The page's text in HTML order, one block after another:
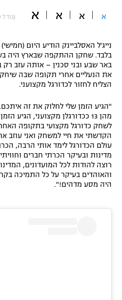
"מחצית בשכונה" –
משתתפים וזוכים בפרסים
תקנון משתתפים וזוכים בפרסים
תקנון עבור פעילות ספורט 1 – "מרלן"
טניס
גיימינג E-Sports
תנאי שימוש
מדיניות פרטיות
תקנון פעילות ספורט 1
אופניים
ספורט מוטורי
כדורמים
בייסבול MLB
ספורט אתגרי ואקסטרים
אומנויות לחימה
גיימינג E-Sports
א א א א
בלבד. שחקן ההתקפה שבארץ היה
את הנעליים אחרי תקופה שבה שיחק
הצליח לחזור לכדורגל מקצועני.
מהן 13 ככדורגלן מקצועני, הגיע
לשחק כדורגל מקצועי בתקופה
הקדשתי את חיי למשחק ואני עוזב
עולם הכדורגל לימד אותי הרבה,
מדינות ובעיקר הכרתי חברים
רוצה להודות לכל המועדונים,
והאוהדים בעיקר על כל התמיכה
היה מסע מדהים!".